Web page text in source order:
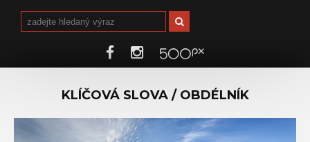
KLÍČOVÁ SLOVA / OBDÉLNÍK